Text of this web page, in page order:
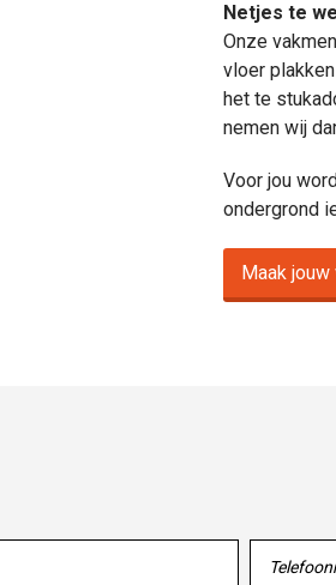
Netjes te
Onze
vloer
het te
nemen wij
Voor jou
ondergrond
Maak